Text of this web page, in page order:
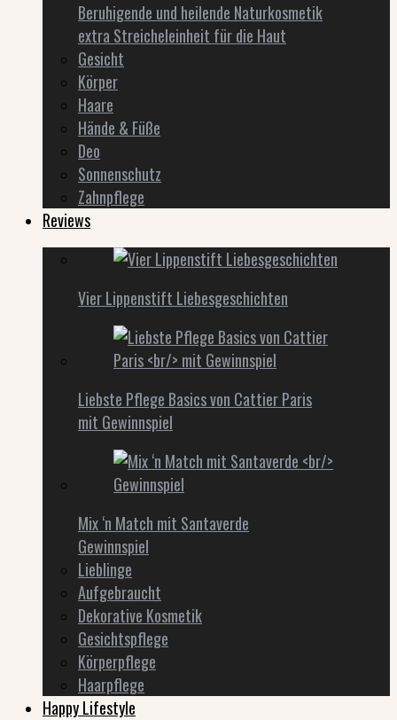
Beruhigende und heilende Naturkosmetik
extra Streicheleinheit für die Haut
Gesicht
Körper
Haare
Hände & Füße
Deo
Sonnenschutz
Zahnpflege
Reviews
Vier Lippenstift Liebesgeschichten
Liebste Pflege Basics von Cattier Paris
mit Gewinnspiel
Mix ‘n Match mit Santaverde
Gewinnspiel
Lieblinge
Aufgebraucht
Dekorative Kosmetik
Gesichtspflege
Körperpflege
Haarpflege
Happy Lifestyle